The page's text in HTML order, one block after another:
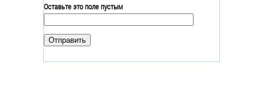
Оставьте это поле пустым